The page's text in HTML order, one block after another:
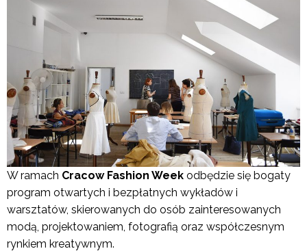
W ramach Cracow Fashion Week odbędzie się bogaty
program otwartych i bezpłatnych wykładów i
warsztatów, skierowanych do osób zainteresowanych
modą, projektowaniem, fotografią oraz współczesnym
rynkiem kreatywnym.